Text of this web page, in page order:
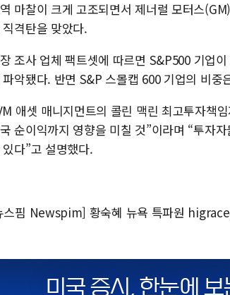
마찰이 크게 고조되면서 제너럴 모터스
직격탄을 맞았다.
조사 업체 팩트셋에 따르면 S&P500 기업
악됐다. 반면 S&P 스몰캡 600 기업의 비중
애셋 매니지먼트의 콜린 맥린 최고투자책
순이익까지 영향을 미칠 것”이라며 “투자
다”고 설명했다.
스핌 Newspim] 황숙혜 뉴욕 특파원